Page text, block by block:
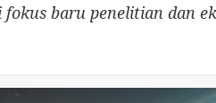
baru penelitian dan